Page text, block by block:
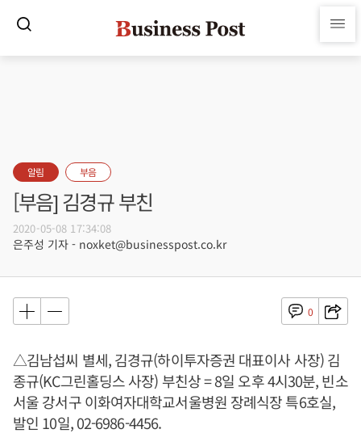
알림 부음
[부음] 김경규 부친
2020-05-08 17:34:08
은주성 기자 - noxket@businesspost.co.kr
0
△김남섭씨 별세, 김경규(하이투자증권 대표이사 사장) 김
종규(KC그린홀딩스 사장) 부친상 = 8일 오후 4시30분, 빈소
서울 강서구 이화여자대학교서울병원 장례식장 특6호실,
발인 10일, 02-6986-4456.